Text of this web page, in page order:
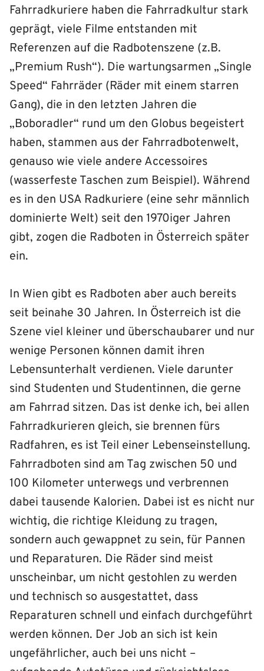
Fahrradkuriere haben die Fahrradkultur stark
geprägt, viele Filme entstanden mit
Referenzen auf die Radbotenszene (z.B.
„Premium Rush“). Die wartungsarmen „Single
Speed“ Fahrräder (Räder mit einem starren
Gang), die in den letzten Jahren die
„Boboradler“ rund um den Globus begeistert
haben, stammen aus der Fahrradbotenwelt,
genauso wie viele andere Accessoires
(wasserfeste Taschen zum Beispiel). Während
es in den USA Radkuriere (eine sehr männlich
dominierte Welt) seit den 1970iger Jahren
gibt, zogen die Radboten in Österreich später
ein.
In Wien gibt es Radboten aber auch bereits
seit beinahe 30 Jahren. In Österreich ist die
Szene viel kleiner und überschaubarer und nur
wenige Personen können damit ihren
Lebensunterhalt verdienen. Viele darunter
sind Studenten und Studentinnen, die gerne
am Fahrrad sitzen. Das ist denke ich, bei allen
Fahrradkurieren gleich, sie brennen fürs
Radfahren, es ist Teil einer Lebenseinstellung.
Fahrradboten sind am Tag zwischen 50 und
100 Kilometer unterwegs und verbrennen
dabei tausende Kalorien. Dabei ist es nicht nur
wichtig, die richtige Kleidung zu tragen,
sondern auch gewappnet zu sein, für Pannen
und Reparaturen. Die Räder sind meist
unscheinbar, um nicht gestohlen zu werden
und technisch so ausgestattet, dass
Reparaturen schnell und einfach durchgeführt
werden können. Der Job an sich ist kein
ungefährlicher, auch bei uns nicht –